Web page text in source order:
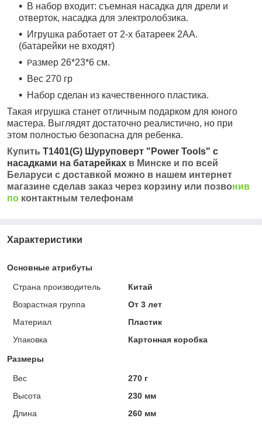
В набор входит: съемная насадка для дрели и
отверток, насадка для электролобзика.
Игрушка работает от 2-х батареек 2АА.
(батарейки не входят)
Размер 26*23*6 см.
Вес 270 гр
Набор сделан из качественного пластика.
Такая игрушка станет отличным подарком для юного
мастера. Выглядят достаточно реалистично, но при
этом полностью безопасна для ребенка.
Купить T1401(G) Шуруповерт "Power Tools" с
насадками на батарейках в Минске и по всей
Беларуси с доставкой можно в нашем интернет
магазине сделав заказ через корзину или позвонив
по контактным телефонам
Характеристики
Основные атрибуты
Страна производитель
Китай
Возрастная группа
От 3 лет
Материал
Пластик
Упаковка
Картонная коробка
Размеры
Вес
270 г
Высота
230 мм
Длина
260 мм